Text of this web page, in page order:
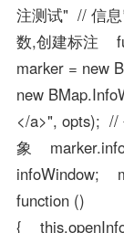
注测试" //
数,创建标注
marker = new
new
</a>", opts); //
象
infoWindow;
function ()
{